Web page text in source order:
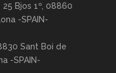
25 Bjos 1º, 08860
-SPAIN-
Sant Boi de
-SPAIN-